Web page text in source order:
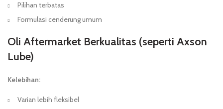
Pilihan terbatas
Formulasi cenderung umum
Oli Aftermarket Berkualitas (seperti Axson
Lube)
Kelebihan:
Varian lebih fleksibel